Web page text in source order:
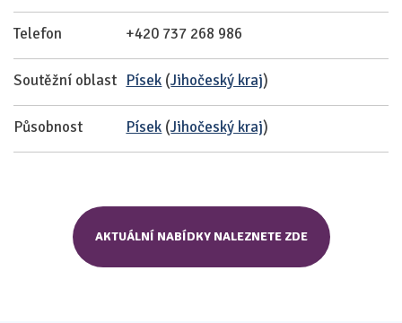
Telefon +420 737 268 986
Soutěžní oblast Písek (Jihočeský kraj)
Působnost Písek (Jihočeský kraj)
AKTUÁLNÍ NABÍDKY NALEZNETE ZDE